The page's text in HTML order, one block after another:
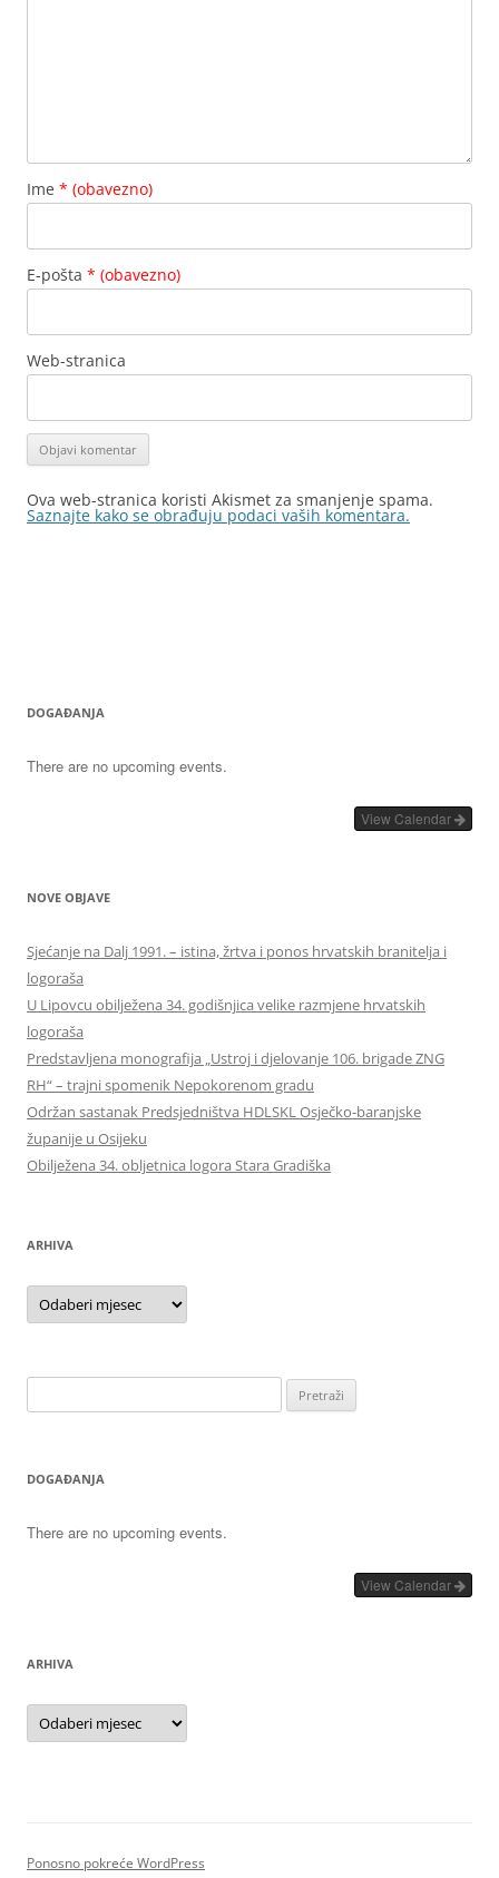
Ime * (obavezno)
E-pošta * (obavezno)
Web-stranica
Ova web-stranica koristi Akismet za smanjenje spama.
Saznajte kako se obrađuju podaci vaših komentara.
DOGAĐANJA
There are no upcoming events.
View Calendar
NOVE OBJAVE
Sjećanje na Dalj 1991. – istina, žrtva i ponos hrvatskih branitelja i
logoraša
U Lipovcu obilježena 34. godišnjica velike razmjene hrvatskih
logoraša
Predstavljena monografija „Ustroj i djelovanje 106. brigade ZNG
RH“ – trajni spomenik Nepokorenom gradu
Održan sastanak Predsjedništva HDLSKL Osječko-baranjske
županije u Osijeku
Obilježena 34. obljetnica logora Stara Gradiška
ARHIVA
Arhiva
DOGAĐANJA
There are no upcoming events.
View Calendar
ARHIVA
Arhiva
Ponosno pokreće WordPress